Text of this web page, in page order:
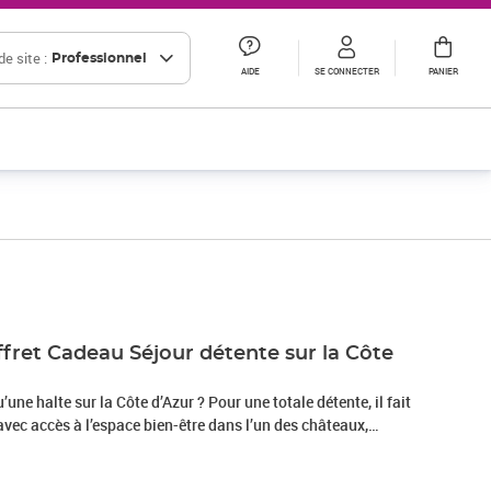
site : Professionnel
AIDE SE CONNECTER PANIER
Cadeau Séjour détente sur la Côte
halte sur la Côte d’Azur ? Pour une totale détente, il fait
accès à l’espace bien-être dans l’un des châteaux,
3* à 4* de ce coffret ensoleillé. La French riviera, avec ses